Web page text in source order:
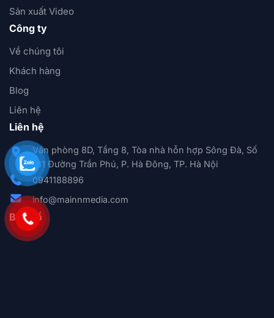
Sản xuất Video
Công ty
Về chúng tôi
Khách hàng
Blog
Liên hệ
Liên hệ
Văn phòng 8D, Tầng 8, Tòa nhà hỗn hợp Sông Đà, Số
131 Đường Trần Phú, P. Hà Đông, TP. Hà Nội
0941188896
info@mainnmedia.com
Bản đồ